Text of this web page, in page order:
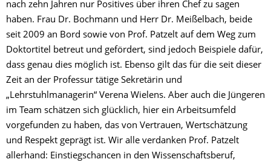
nach zehn Jahren nur Positives über ihren Chef zu sagen
haben. Frau Dr. Bochmann und Herr Dr. Meißelbach, beide
seit 2009 an Bord sowie von Prof. Patzelt auf dem Weg zum
Doktortitel betreut und gefördert, sind jedoch Beispiele dafür,
dass genau dies möglich ist. Ebenso gilt das für die seit dieser
Zeit an der Professur tätige Sekretärin und
„Lehrstuhlmanagerin“ Verena Wielens. Aber auch die Jüngeren
im Team schätzen sich glücklich, hier ein Arbeitsumfeld
vorgefunden zu haben, das von Vertrauen, Wertschätzung
und Respekt geprägt ist. Wir alle verdanken Prof. Patzelt
allerhand: Einstiegschancen in den Wissenschaftsberuf,